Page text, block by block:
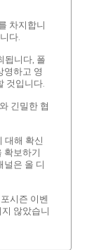
차지합니
다.
됩니다, 폴
영하고 영
것입니다.
긴밀한 협
대해 확신
확보하기
널은 올 디
시즌 이벤
않았습니